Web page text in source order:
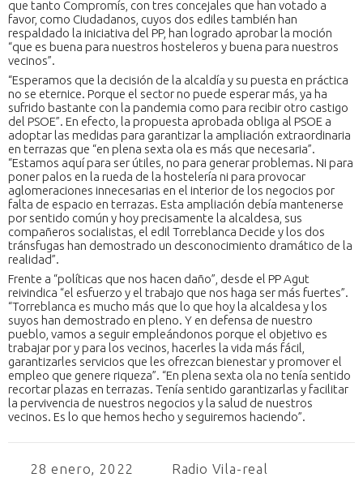
que tanto Compromís, con tres concejales que han votado a
favor, como Ciudadanos, cuyos dos ediles también han
respaldado la iniciativa del PP, han logrado aprobar la moción
“que es buena para nuestros hosteleros y buena para nuestros
vecinos”.
“Esperamos que la decisión de la alcaldía y su puesta en práctica
no se eternice. Porque el sector no puede esperar más, ya ha
sufrido bastante con la pandemia como para recibir otro castigo
del PSOE”. En efecto, la propuesta aprobada obliga al PSOE a
adoptar las medidas para garantizar la ampliación extraordinaria
en terrazas que “en plena sexta ola es más que necesaria”.
“Estamos aquí para ser útiles, no para generar problemas. Ni para
poner palos en la rueda de la hostelería ni para provocar
aglomeraciones innecesarias en el interior de los negocios por
falta de espacio en terrazas. Esta ampliación debía mantenerse
por sentido común y hoy precisamente la alcaldesa, sus
compañeros socialistas, el edil Torreblanca Decide y los dos
tránsfugas han demostrado un desconocimiento dramático de la
realidad”.
Frente a “políticas que nos hacen daño”, desde el PP Agut
reivindica “el esfuerzo y el trabajo que nos haga ser más fuertes”.
“Torreblanca es mucho más que lo que hoy la alcaldesa y los
suyos han demostrado en pleno. Y en defensa de nuestro
pueblo, vamos a seguir empleándonos porque el objetivo es
trabajar por y para los vecinos, hacerles la vida más fácil,
garantizarles servicios que les ofrezcan bienestar y promover el
empleo que genere riqueza”. “En plena sexta ola no tenía sentido
recortar plazas en terrazas. Tenía sentido garantizarlas y facilitar
la pervivencia de nuestros negocios y la salud de nuestros
vecinos. Es lo que hemos hecho y seguiremos haciendo”.
28 enero, 2022 Radio Vila-real